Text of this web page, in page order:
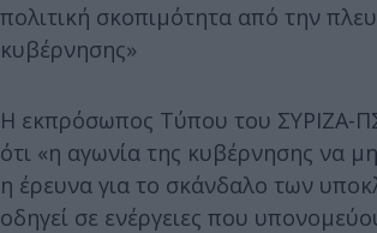
πολιτική σκοπιμότητα από την
κυβέρνησης»
Η εκπρόσωπος Τύπου του ΣΥΡΙΖΑ-
ότι «η αγωνία της κυβέρνησης να
η έρευνα για το σκάνδαλο των
οδηγεί σε ενέργειες που